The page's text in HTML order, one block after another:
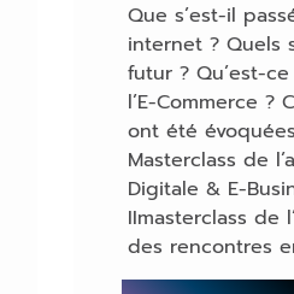
Que s’est-il
internet ? Quels
futur ? Qu’est-
l’E-Commerce ?
ont été
Masterclass de
Digitale & E-
IImasterclass de
des rencontres